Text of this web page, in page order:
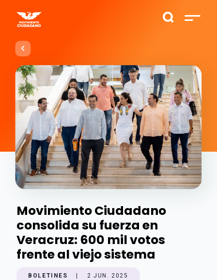
Movimiento Ciudadano
consolida su fuerza en
Veracruz: 600 mil votos
frente al viejo sistema
BOLETINES 2 JUN. 2025